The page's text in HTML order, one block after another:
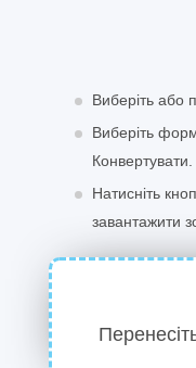
Виберіть або
Виберіть
Конвертувати.
Натисніть
завантажити